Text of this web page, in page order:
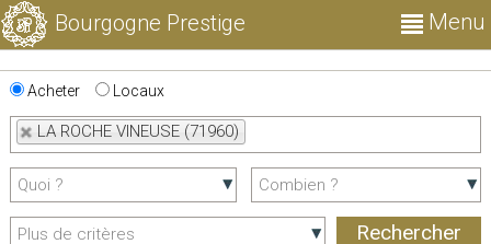
Bourgogne Prestige Menu
Acheter Locaux
LA ROCHE VINEUSE (71960)